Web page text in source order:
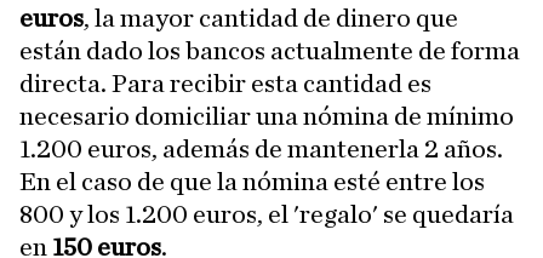
euros, la mayor cantidad de dinero que
están dado los bancos actualmente de forma
directa. Para recibir esta cantidad es
necesario domiciliar una nómina de mínimo
1.200 euros, además de mantenerla 2 años.
En el caso de que la nómina esté entre los
800 y los 1.200 euros, el 'regalo' se quedaría
en 150 euros.